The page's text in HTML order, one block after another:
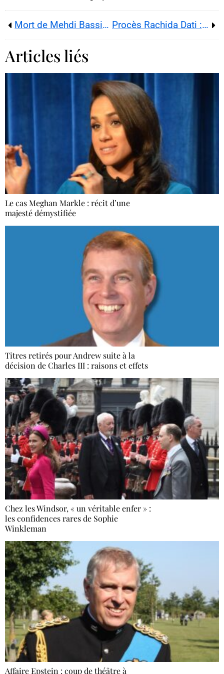
Mort de Mehdi Bassit : miroir d’une France fracturée entre réseaux sociaux, laïcité et cyberharcèlement Procès Rachida Dati : quand la tempête judiciaire révèle les failles démocratiques françaises.
Articles liés
Le cas Meghan Markle : récit d’une
majesté démystifiée
Titres retirés pour Andrew suite à la
décision de Charles III : raisons et effets
Chez les Windsor, « un véritable enfer » :
les confidences rares de Sophie
Winkleman
Affaire Epstein : coup de théâtre à